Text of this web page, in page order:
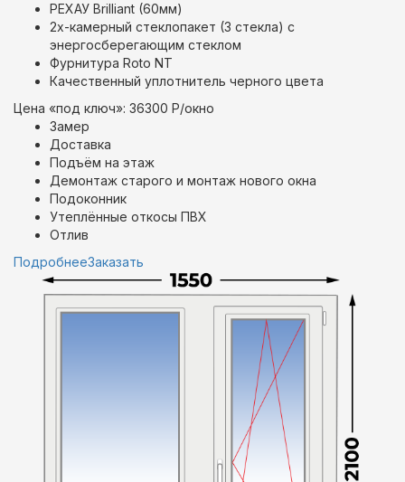
РЕХАУ Brilliant (60мм)
2х-камерный стеклопакет (3 стекла) с
энергосберегающим стеклом
Фурнитура Roto NT
Качественный уплотнитель черного цвета
Цена «под ключ»: 36300 Р/окно
Замер
Доставка
Подъём на этаж
Демонтаж старого и монтаж нового окна
Подоконник
Утеплённые откосы ПВХ
Отлив
ПодробнееЗаказать